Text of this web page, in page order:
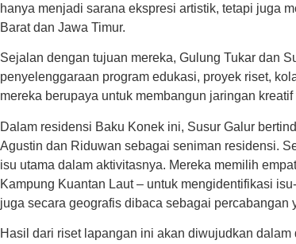
hanya menjadi sarana ekspresi artistik, tetapi juga
Barat dan Jawa Timur.
Sejalan dengan tujuan mereka, Gulung Tukar dan
penyelenggaraan program edukasi, proyek riset,
mereka berupaya untuk membangun jaringan
Dalam residensi Baku Konek ini, Susur Galur
Agustin dan Riduwan sebagai seniman residensi.
isu utama dalam aktivitasnya. Mereka memilih
Kampung Kuantan Laut – untuk mengidentifikasi
juga secara geografis dibaca sebagai
Hasil dari riset lapangan ini akan diwujudkan dalam